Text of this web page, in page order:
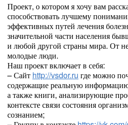
Проект, о котором я хочу вам
способствовать лучшему
эффективных путей лечения
значительной части населения
и любой другой страны мира. От
молодые люди.
Наш проект включает в себя:
– Сайт http://vsdor.ru где можно
содержащие реальную
а также книги, анализирующие
контексте связи состояния
сознанием;